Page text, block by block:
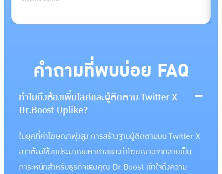
คำถามที่พบบ่อย FAQ
ทำไมถึงต้องเพิ่มไลค์และผู้ติดตาม Twitter X
Dr.Boost Uplike?
ในยุคที่ค่าโฆษณาพุ่งสูง การสร้างฐานผู้ติดตามบน Twitter X
อาจต้องใช้งบประมาณมหาศาลและค่าโฆษณาอาจกลายเป็น
ภาระหนักสำหรับธุรกิจของคุณ Dr.Boost เข้าใจถึงความ